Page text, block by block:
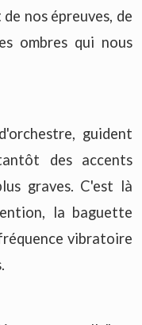
nos épreuves, de
ombres qui nous
guident
des accents
graves. C'est là
la baguette
vibratoire